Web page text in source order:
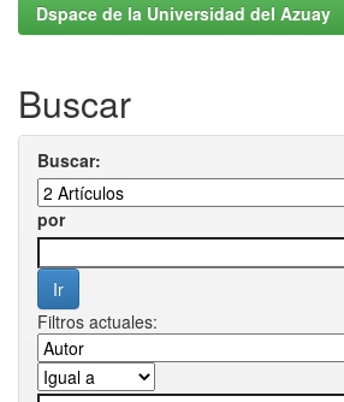
Dspace de la Universidad del Azuay
Buscar
Buscar:
por
Filtros actuales: